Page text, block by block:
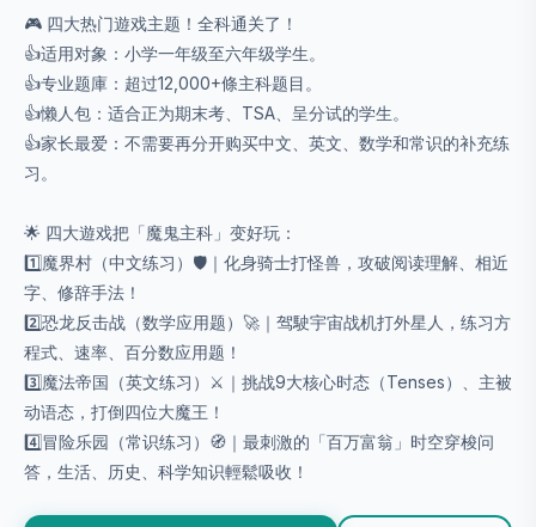
🎮 四大热门遊戏主题！全科通关了！
👍适用对象：小学一年级至六年级学生。
👍专业题庫：超过12,000+條主科题目。
👍懒人包：适合正为期末考、TSA、呈分试的学生。
👍家长最爱：不需要再分开购买中文、英文、数学和常识的补充练
习。
🌟 四大遊戏把「魔鬼主科」变好玩：
1️⃣魔界村（中文练习）🛡️｜化身骑士打怪兽，攻破阅读理解、相近
字、修辞手法！
2️⃣恐龙反击战（数学应用题）🚀｜驾駛宇宙战机打外星人，练习方
程式、速率、百分数应用题！
3️⃣魔法帝国（英文练习）⚔️｜挑战9大核心时态（Tenses）、主被
动语态，打倒四位大魔王！
4️⃣冒险乐园（常识练习）🧭｜最刺激的「百万富翁」时空穿梭问
答，生活、历史、科学知识輕鬆吸收！